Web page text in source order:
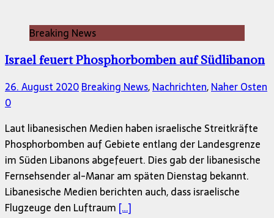
Breaking News
Israel feuert Phosphorbomben auf Südlibanon
26. August 2020Breaking News,Nachrichten,Naher Osten
0
Laut libanesischen Medien haben israelische Streitkräfte
Phosphorbomben auf Gebiete entlang der Landesgrenze
im Süden Libanons abgefeuert. Dies gab der libanesische
Fernsehsender al-Manar am späten Dienstag bekannt.
Libanesische Medien berichten auch, dass israelische
Flugzeuge den Luftraum […]